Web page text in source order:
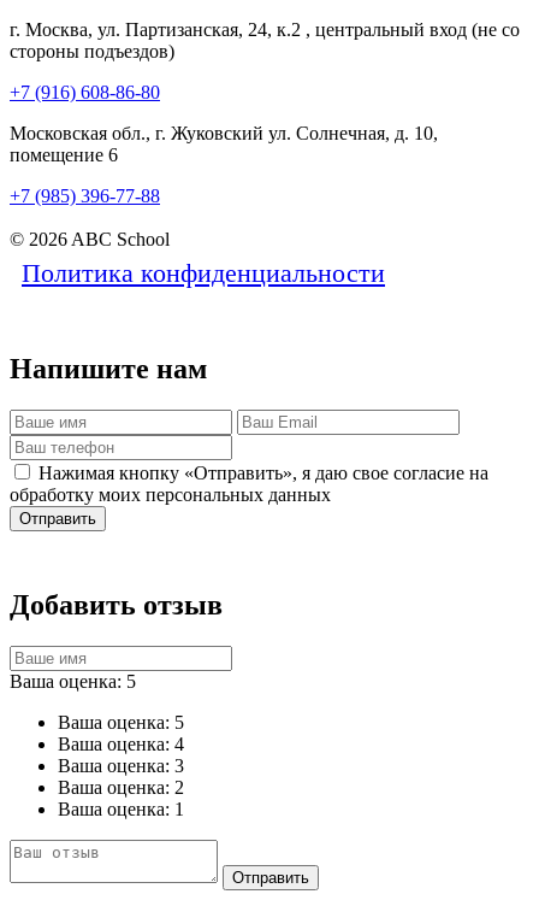
г. Москва, ул. Партизанская, 24, к.2 , центральный вход (не со
стороны подъездов)
+7 (916) 608-86-80
Московская обл., г. Жуковский ул. Солнечная, д. 10,
помещение 6
+7 (985) 396-77-88
© 2026 ABC School
Политика конфиденциальности
Напишите нам
Нажимая кнопку «Отправить», я даю свое согласие на
обработку моих персональных данных
Отправить
Добавить отзыв
Ваша оценка: 5
Ваша оценка: 5
Ваша оценка: 4
Ваша оценка: 3
Ваша оценка: 2
Ваша оценка: 1
Отправить